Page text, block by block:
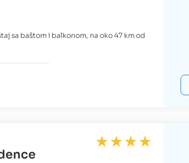
sa baštom i balkonom, na oko 47 km od